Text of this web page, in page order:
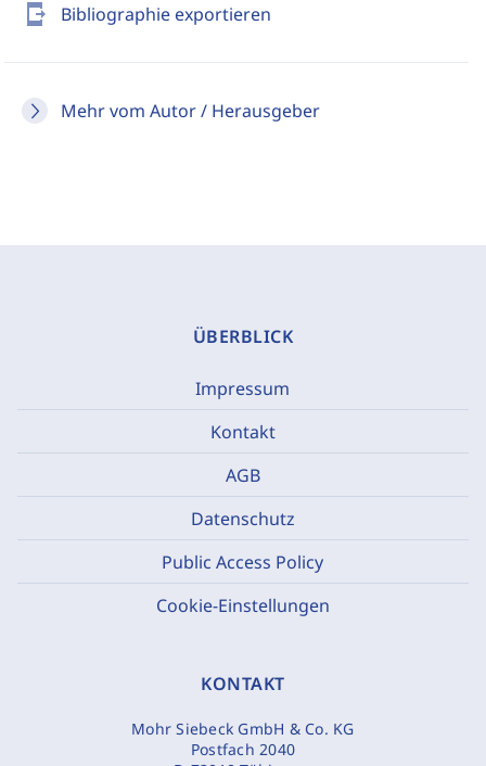
send_to_mobile Bibliographie exportieren
Mehr vom Autor / Herausgeber
ÜBERBLICK
Impressum
Kontakt
AGB
Datenschutz
Public Access Policy
Cookie-Einstellungen
KONTAKT
Mohr Siebeck GmbH & Co. KG
Postfach 2040